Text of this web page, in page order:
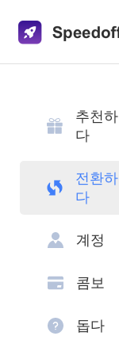
추천하
다
전환하
다
계정
콤보
돕다